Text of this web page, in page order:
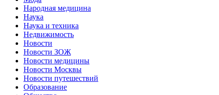
Народная медицина
Наука
Наука и техника
Недвижимость
Новости
Новости ЗОЖ
Новости медицины
Новости Москвы
Новости путешествий
Образование